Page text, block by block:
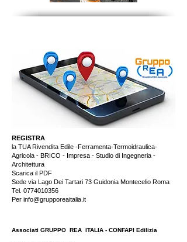
REGISTRA
la TUA Rivendita Edile -Ferramenta-Termoidraulica-
Agricola - BRICO - Impresa - Studio di Ingegneria -
Architettura
Scarica il PDF
Sede via Lago Dei Tartari 73 Guidonia Montecelio Roma
Tel. 0774010356
Per info@grupporeaitalia.it
Associati GRUPPO REA ITALIA - CONFAPI Edilizia